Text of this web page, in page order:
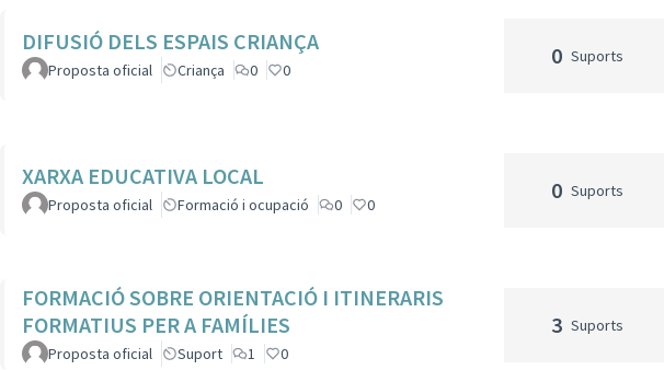
DIFUSIÓ DELS ESPAIS CRIANÇA
Proposta oficial Criança 0 0
0 Suports
XARXA EDUCATIVA LOCAL
Proposta oficial Formació i ocupació 0 0
0 Suports
FORMACIÓ SOBRE ORIENTACIÓ I ITINERARIS
FORMATIUS PER A FAMÍLIES
Proposta oficial Suport 1 0
3 Suports